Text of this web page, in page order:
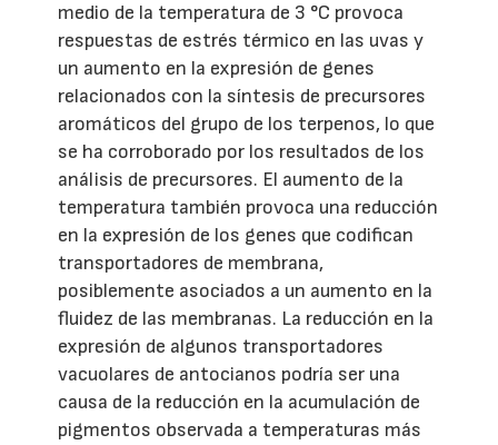
medio de la temperatura de 3 °C provoca
respuestas de estrés térmico en las uvas y
un aumento en la expresión de genes
relacionados con la síntesis de precursores
aromáticos del grupo de los terpenos, lo que
se ha corroborado por los resultados de los
análisis de precursores. El aumento de la
temperatura también provoca una reducción
en la expresión de los genes que codifican
transportadores de membrana,
posiblemente asociados a un aumento en la
fluidez de las membranas. La reducción en la
expresión de algunos transportadores
vacuolares de antocianos podría ser una
causa de la reducción en la acumulación de
pigmentos observada a temperaturas más